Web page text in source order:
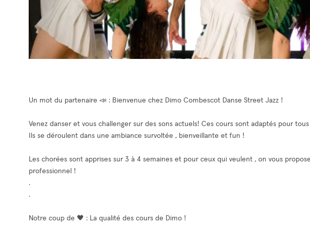
Un mot du partenaire 📣 : Bienvenue chez Dimo Combescot Danse Street Jazz !
Venez danser et vous challenger sur des sons actuels! Ces cours sont adaptés pour tous
Ils se déroulent dans une ambiance survoltée , bienveillante et fun !
Les chorées sont apprises sur 3 à 4 semaines et pour ceux qui veulent , on vous
professionnel !
.
.
Notre coup de 🖤 : La qualité des cours de Dimo !